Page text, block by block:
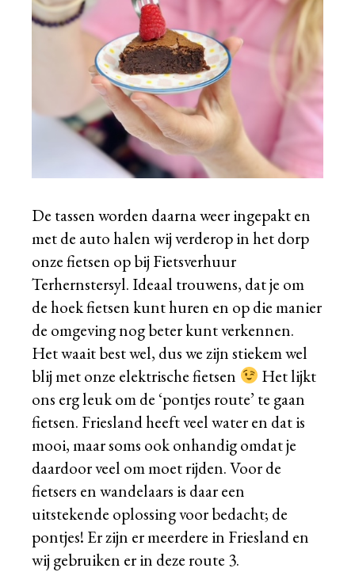
De tassen worden daarna weer ingepakt en
met de auto halen wij verderop in het dorp
onze fietsen op bij Fietsverhuur
Terhernstersyl. Ideaal trouwens, dat je om
de hoek fietsen kunt huren en op die manier
de omgeving nog beter kunt verkennen.
Het waait best wel, dus we zijn stiekem wel
blij met onze elektrische fietsen
Het lijkt
ons erg leuk om de ‘pontjes route’ te gaan
fietsen. Friesland heeft veel water en dat is
mooi, maar soms ook onhandig omdat je
daardoor veel om moet rijden. Voor de
fietsers en wandelaars is daar een
uitstekende oplossing voor bedacht; de
pontjes! Er zijn er meerdere in Friesland en
wij gebruiken er in deze route 3.